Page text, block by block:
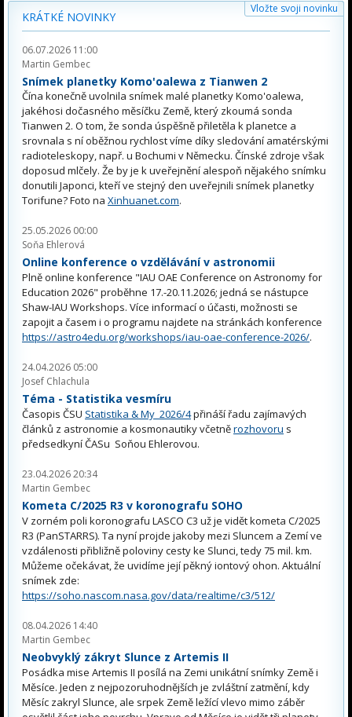
Vložte svoji novinku
KRÁTKÉ NOVINKY
06.07.2026 11:00
Martin Gembec
Snímek planetky Komo'oalewa z Tianwen 2
Čína konečně uvolnila snímek malé planetky Komo'oalewa,
jakéhosi dočasného měsíčku Země, který zkoumá sonda
Tianwen 2. O tom, že sonda úspěšně přiletěla k planetce a
srovnala s ní oběžnou rychlost víme díky sledování amatérskými
radioteleskopy, např. u Bochumi v Německu. Čínské zdroje však
doposud mlčely. Že by je k uveřejnění alespoň nějakého snímku
donutili Japonci, kteří ve stejný den uveřejnili snímek planetky
Torifune? Foto na Xinhuanet.com.
25.05.2026 00:00
Soňa Ehlerová
Online konference o vzdělávání v astronomii
Plně online konference "IAU OAE Conference on Astronomy for
Education 2026" proběhne 17.-20.11.2026; jedná se nástupce
Shaw-IAU Workshops. Více informací o účasti, možnosti se
zapojit a časem i o programu najdete na stránkách konference
https://astro4edu.org/workshops/iau-oae-conference-2026/.
24.04.2026 05:00
Josef Chlachula
Téma - Statistika vesmíru
Časopis ČSU Statistika & My 2026/4přináší řadu zajímavých
článků z astronomie a kosmonautiky včetněrozhovoru s
předsedkyní ČASu Soňou Ehlerovou.
23.04.2026 20:34
Martin Gembec
Kometa C/2025 R3 v koronografu SOHO
V zorném poli koronografu LASCO C3 už je vidět kometa C/2025
R3 (PanSTARRS). Ta nyní projde jakoby mezi Sluncem a Zemí ve
vzdálenosti přibližně poloviny cesty ke Slunci, tedy 75 mil. km.
Můžeme očekávat, že uvidíme její pěkný iontový ohon. Aktuální
snímek zde:
https://soho.nascom.nasa.gov/data/realtime/c3/512/
08.04.2026 14:40
Martin Gembec
Neobvyklý zákryt Slunce z Artemis II
Posádka mise Artemis II posílá na Zemi unikátní snímky Země i
Měsíce. Jeden z nejpozoruhodnějších je zvláštní zatmění, kdy
Měsíc zakryl Slunce, ale srpek Země ležící vlevo mimo záběr